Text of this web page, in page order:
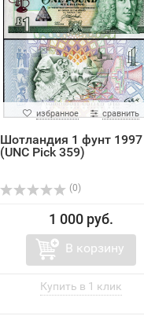
избранное сравнить
Шотландия 1 фунт 1997
(UNC Pick 359)
(0)
1 000 руб.
В корзину